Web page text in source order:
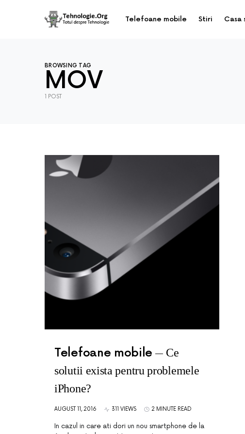
Telefoane mobile Stiri Casa
BROWSING TAG
MOV
1 POST
Telefoane mobile
Ce
solutii exista pentru problemele
iPhone?
AUGUST 11, 2016 311 VIEWS 2 MINUTE READ
In cazul in care ati dori un nou smartphone de la